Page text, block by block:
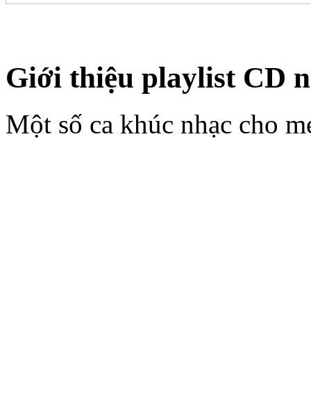
Giới thiệu playlist CD
Một số ca khúc nhạc cho